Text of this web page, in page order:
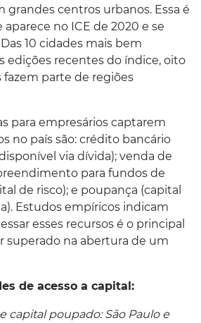
centros urbanos. Essa é
no ICE de 2020 e se
10 cidades mais bem
edições recentes do índice, oito
fazem parte de regiões
para empresários captarem
no país são: crédito bancário
via dívida); venda de
para fundos de
de risco); e poupança (capital
Estudos empíricos indicam
esses recursos é o principal
superado na abertura de um
de acesso a capital:
capital poupado: São Paulo e